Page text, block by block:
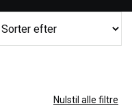
Nulstil alle filtre